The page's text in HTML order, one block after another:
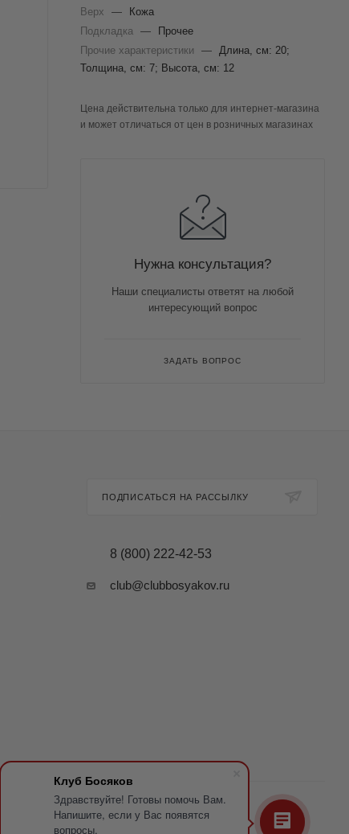
Клуб Босяков
Здравствуйте! Готовы помочь Вам.
Напишите, если у Вас появятся
вопросы.
Верх
—
Кожа
Подкладка —
Прочее
Прочие характеристики
— Длина, см: 20;
Толщина, см: 7; Высота, см: 12
Цена действительна только для интернет-магазина
и может отличаться от цен в розничных магазинах
Нужна консультация?
Наши специалисты ответят на любой
интересующий вопрос
ЗАДАТЬ ВОПРОС
ПОДПИСАТЬСЯ НА РАССЫЛКУ
8 (800) 222-42-53
club@clubbosyakov.ru